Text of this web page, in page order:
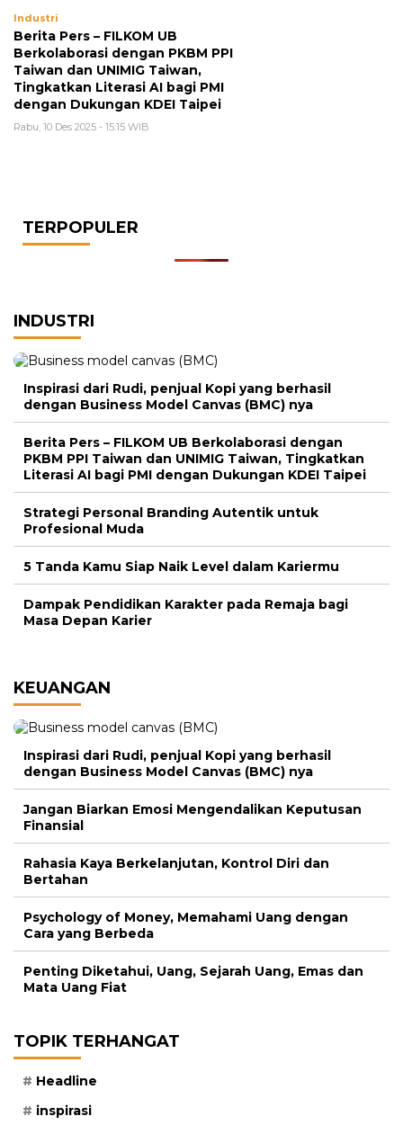
Industri
Berita Pers – FILKOM UB
Berkolaborasi dengan PKBM PPI
Taiwan dan UNIMIG Taiwan,
Tingkatkan Literasi AI bagi PMI
dengan Dukungan KDEI Taipei
Rabu, 10 Des 2025 - 15:15 WIB
TERPOPULER
INDUSTRI
Inspirasi dari Rudi, penjual Kopi yang berhasil
dengan Business Model Canvas (BMC) nya
Berita Pers – FILKOM UB Berkolaborasi dengan
PKBM PPI Taiwan dan UNIMIG Taiwan, Tingkatkan
Literasi AI bagi PMI dengan Dukungan KDEI Taipei
Strategi Personal Branding Autentik untuk
Profesional Muda
5 Tanda Kamu Siap Naik Level dalam Kariermu
Dampak Pendidikan Karakter pada Remaja bagi
Masa Depan Karier
KEUANGAN
Inspirasi dari Rudi, penjual Kopi yang berhasil
dengan Business Model Canvas (BMC) nya
Jangan Biarkan Emosi Mengendalikan Keputusan
Finansial
Rahasia Kaya Berkelanjutan, Kontrol Diri dan
Bertahan
Psychology of Money, Memahami Uang dengan
Cara yang Berbeda
Penting Diketahui, Uang, Sejarah Uang, Emas dan
Mata Uang Fiat
TOPIK TERHANGAT
Headline
inspirasi